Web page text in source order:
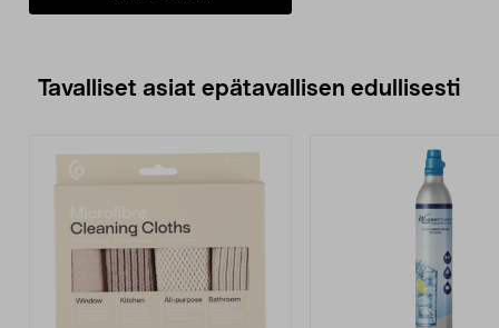
Tavalliset asiat epätavallisen edullisesti